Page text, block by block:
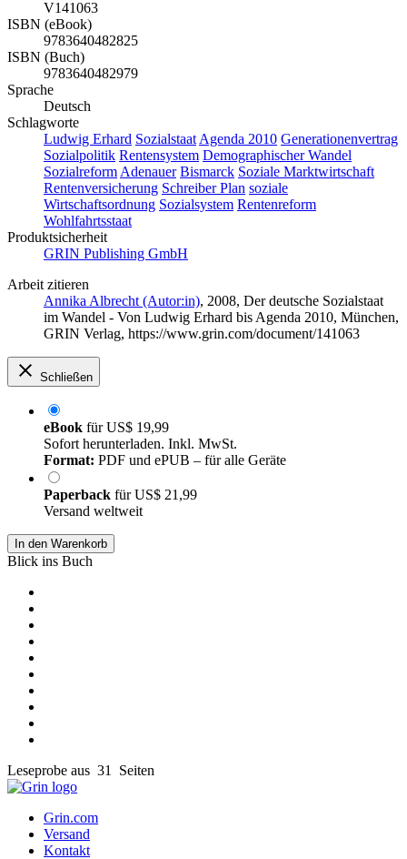
V141063
ISBN (eBook)
9783640482825
ISBN (Buch)
9783640482979
Sprache
Deutsch
Schlagworte
Ludwig Erhard Sozialstaat Agenda 2010 Generationenvertrag
Sozialpolitik Rentensystem Demographischer Wandel
Sozialreform Adenauer Bismarck Soziale Marktwirtschaft
Rentenversicherung Schreiber Plan soziale
Wirtschaftsordnung Sozialsystem Rentenreform
Wohlfahrtsstaat
Produktsicherheit
GRIN Publishing GmbH
Arbeit zitieren
Annika Albrecht (Autor:in), 2008, Der deutsche Sozialstaat
im Wandel - Von Ludwig Erhard bis Agenda 2010, München,
GRIN Verlag, https://www.grin.com/document/141063
Schließen
eBook fürUS$ 19,99
Sofort herunterladen. Inkl. MwSt.
Format: PDF und ePUB – für alle Geräte
Paperback fürUS$ 21,99
Versand weltweit
In den Warenkorb
Blick ins Buch
Leseprobe aus 31 Seiten
Grin.com
Versand
Kontakt